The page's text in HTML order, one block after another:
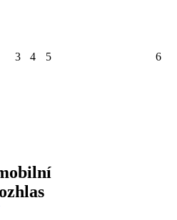
3 4 5 6